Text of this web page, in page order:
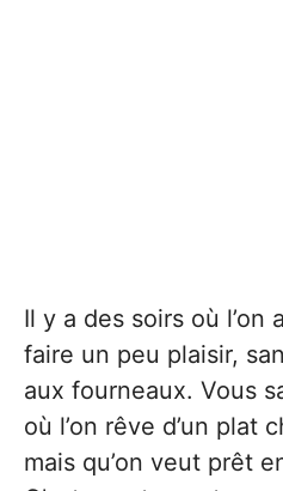
Il y a des soirs où l’on
faire un peu plaisir,
aux fourneaux. Vous
où l’on rêve d’un plat
mais qu’on veut prêt